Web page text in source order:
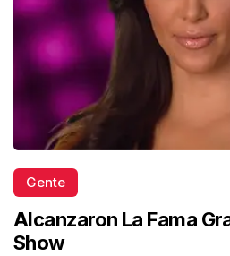
Gente
Alcanzaron La Fama
Show